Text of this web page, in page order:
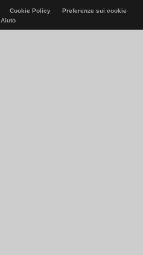
Cookie Policy
Preferenze sui cookie
Aiuto